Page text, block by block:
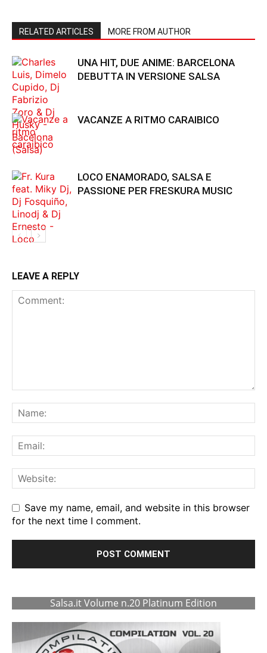
RELATED ARTICLES MORE FROM AUTHOR
UNA HIT, DUE ANIME: BARCELONA
DEBUTTA IN VERSIONE SALSA
VACANZE A RITMO CARAIBICO
LOCO ENAMORADO, SALSA E
PASSIONE PER FRESKURA MUSIC
LEAVE A REPLY
Save my name, email, and website in this browser
for the next time I comment.
Salsa.it Volume n.20 Platinum Edition